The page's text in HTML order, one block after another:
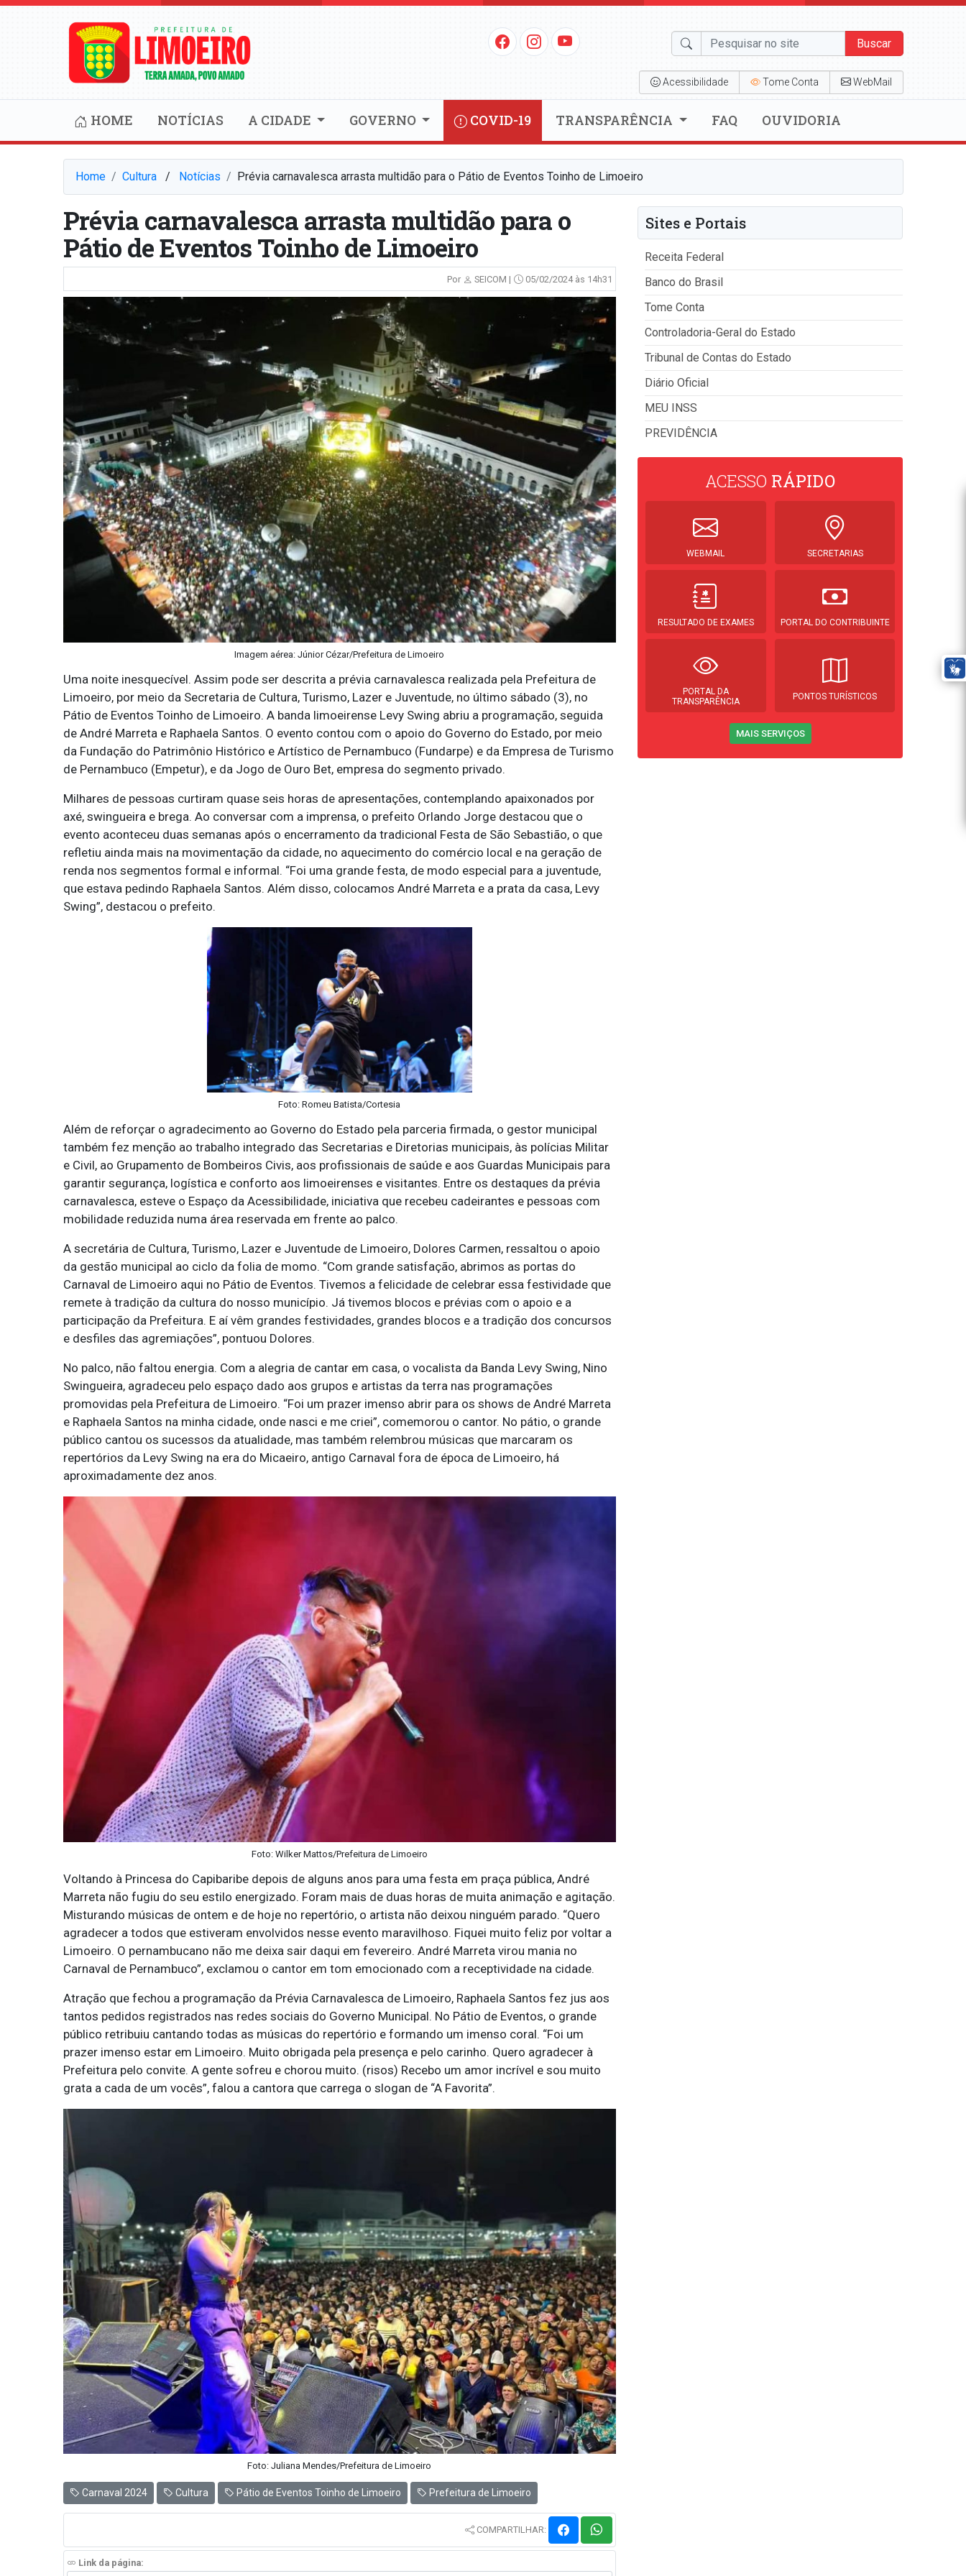
Buscar
Acessibilidade Tome Conta WebMail
HOME NOTÍCIAS A CIDADE GOVERNO COVID-19 TRANSPARÊNCIA FAQ OUVIDORIA
Home Cultura⠀/⠀ Notícias Prévia carnavalesca arrasta multidão para o Pátio de Eventos Toinho de Limoeiro
Prévia carnavalesca arrasta multidão para o
Pátio de Eventos Toinho de Limoeiro
Por SEICOM | 05/02/2024 às 14h31
Imagem aérea: Júnior Cézar/Prefeitura de Limoeiro
Uma noite inesquecível. Assim pode ser descrita a prévia carnavalesca realizada pela Prefeitura de
Limoeiro, por meio da Secretaria de Cultura, Turismo, Lazer e Juventude, no último sábado (3), no
Pátio de Eventos Toinho de Limoeiro. A banda limoeirense Levy Swing abriu a programação, seguida
de André Marreta e Raphaela Santos. O evento contou com o apoio do Governo do Estado, por meio
da Fundação do Patrimônio Histórico e Artístico de Pernambuco (Fundarpe) e da Empresa de Turismo
de Pernambuco (Empetur), e da Jogo de Ouro Bet, empresa do segmento privado.
Milhares de pessoas curtiram quase seis horas de apresentações, contemplando apaixonados por
axé, swingueira e brega. Ao conversar com a imprensa, o prefeito Orlando Jorge destacou que o
evento aconteceu duas semanas após o encerramento da tradicional Festa de São Sebastião, o que
refletiu ainda mais na movimentação da cidade, no aquecimento do comércio local e na geração de
renda nos segmentos formal e informal. “Foi uma grande festa, de modo especial para a juventude,
que estava pedindo Raphaela Santos. Além disso, colocamos André Marreta e a prata da casa, Levy
Swing”, destacou o prefeito.
Foto: Romeu Batista/Cortesia
Além de reforçar o agradecimento ao Governo do Estado pela parceria firmada, o gestor municipal
também fez menção ao trabalho integrado das Secretarias e Diretorias municipais, às polícias Militar
e Civil, ao Grupamento de Bombeiros Civis, aos profissionais de saúde e aos Guardas Municipais para
garantir segurança, logística e conforto aos limoeirenses e visitantes. Entre os destaques da prévia
carnavalesca, esteve o Espaço da Acessibilidade, iniciativa que recebeu cadeirantes e pessoas com
mobilidade reduzida numa área reservada em frente ao palco.
A secretária de Cultura, Turismo, Lazer e Juventude de Limoeiro, Dolores Carmen, ressaltou o apoio
da gestão municipal ao ciclo da folia de momo. “Com grande satisfação, abrimos as portas do
Carnaval de Limoeiro aqui no Pátio de Eventos. Tivemos a felicidade de celebrar essa festividade que
remete à tradição da cultura do nosso município. Já tivemos blocos e prévias com o apoio e a
participação da Prefeitura. E aí vêm grandes festividades, grandes blocos e a tradição dos concursos
e desfiles das agremiações”, pontuou Dolores.
No palco, não faltou energia. Com a alegria de cantar em casa, o vocalista da Banda Levy Swing, Nino
Swingueira, agradeceu pelo espaço dado aos grupos e artistas da terra nas programações
promovidas pela Prefeitura de Limoeiro. “Foi um prazer imenso abrir para os shows de André Marreta
e Raphaela Santos na minha cidade, onde nasci e me criei”, comemorou o cantor. No pátio, o grande
público cantou os sucessos da atualidade, mas também relembrou músicas que marcaram os
repertórios da Levy Swing na era do Micaeiro, antigo Carnaval fora de época de Limoeiro, há
aproximadamente dez anos.
Foto: Wilker Mattos/Prefeitura de Limoeiro
Voltando à Princesa do Capibaribe depois de alguns anos para uma festa em praça pública, André
Marreta não fugiu do seu estilo energizado. Foram mais de duas horas de muita animação e agitação.
Misturando músicas de ontem e de hoje no repertório, o artista não deixou ninguém parado. “Quero
agradecer a todos que estiveram envolvidos nesse evento maravilhoso. Fiquei muito feliz por voltar a
Limoeiro. O pernambucano não me deixa sair daqui em fevereiro. André Marreta virou mania no
Carnaval de Pernambuco”, exclamou o cantor em tom emocionado com a receptividade na cidade.
Atração que fechou a programação da Prévia Carnavalesca de Limoeiro, Raphaela Santos fez jus aos
tantos pedidos registrados nas redes sociais do Governo Municipal. No Pátio de Eventos, o grande
público retribuiu cantando todas as músicas do repertório e formando um imenso coral. “Foi um
prazer imenso estar em Limoeiro. Muito obrigada pela presença e pelo carinho. Quero agradecer à
Prefeitura pelo convite. A gente sofreu e chorou muito. (risos) Recebo um amor incrível e sou muito
grata a cada de um vocês”, falou a cantora que carrega o slogan de “A Favorita”.
Foto: Juliana Mendes/Prefeitura de Limoeiro
Carnaval 2024 Cultura Pátio de Eventos Toinho de Limoeiro Prefeitura de Limoeiro
COMPARTILHAR:
Link da página:
Sites e Portais
Receita Federal
Banco do Brasil
Tome Conta
Controladoria-Geral do Estado
Tribunal de Contas do Estado
Diário Oficial
MEU INSS
PREVIDÊNCIA
ACESSO RÁPIDO
WEBMAIL SECRETARIAS
RESULTADO DE EXAMES PORTAL DO CONTRIBUINTE
PORTAL DA
TRANSPARÊNCIA
PONTOS TURÍSTICOS
MAIS SERVIÇOS